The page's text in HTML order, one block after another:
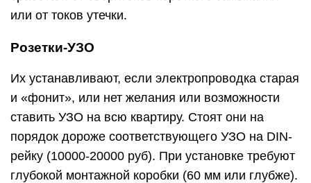
или от токов утечки.
Розетки-УЗО
Их устанавливают, если электропроводка старая
и «фонит», или нет желания или возможности
ставить УЗО на всю квартиру. Стоят они на
порядок дороже соответствующего УЗО на DIN-
рейку (10000-20000 руб). При установке требуют
глубокой монтажной коробки (60 мм или глубже).